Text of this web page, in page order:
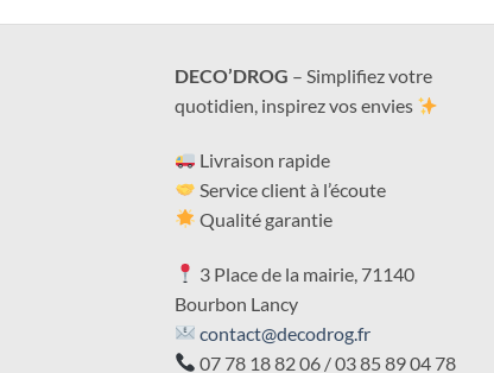
DECO’DROG – Simplifiez votre
quotidien, inspirez vos envies
Livraison rapide
Service client à l’écoute
Qualité garantie
3 Place de la mairie, 71140
Bourbon Lancy
contact@decodrog.fr
07 78 18 82 06 / 03 85 89 04 78